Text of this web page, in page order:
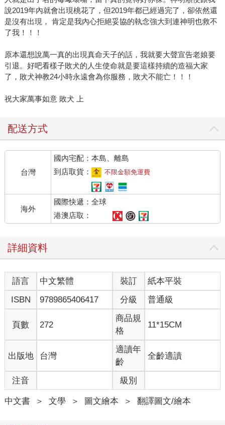
說2019年內就會出現桃花了，但2019年都已經過完了，卻依然還
是沒有出現， 肯定是我內心拒絕妥協的執念強大到連神明也救不
了我！！！
原本還想說萬一真的出現真命天子的話，我就要大聲宣告老娘要
引退。好吧看樣子敗犬的人生使命就是要這樣持續的造福大家
了，敗犬神教24小時永遠會為你服務，敗犬不能亡！！！
祝大家萬事如意 敗犬 上
配送方式
台灣
國內宅配：本島、離島
到店取貨：
不限金額免運費
海外
國際快遞：全球
港澳店取：
詳細資料
語言 中文繁體 裝訂
紙本平裝
ISBN
9789865406417 分級 普通級
頁數 272
商品規
格
11*15CM
出版地 台灣
適讀年
齡
全齡適讀
注音 級別
中文書 ＞ 文學 ＞ 圖文繪本 ＞ 翻譯圖文/繪本